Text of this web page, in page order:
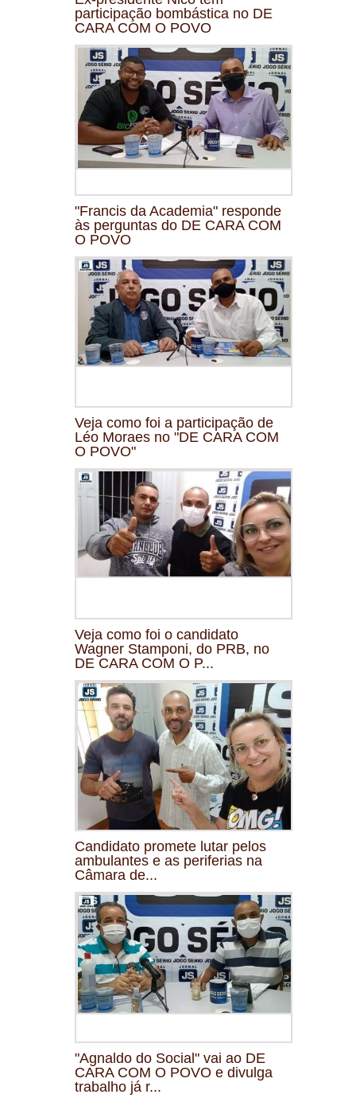
participação bombástica no DE
CARA COM O POVO
"Francis da Academia" responde
às perguntas do DE CARA COM
O POVO
Veja como foi a participação de
Léo Moraes no "DE CARA COM
O POVO"
Veja como foi o candidato
Wagner Stamponi, do PRB, no
DE CARA COM O P...
Candidato promete lutar pelos
ambulantes e as periferias na
Câmara de...
"Agnaldo do Social" vai ao DE
CARA COM O POVO e divulga
trabalho já r...